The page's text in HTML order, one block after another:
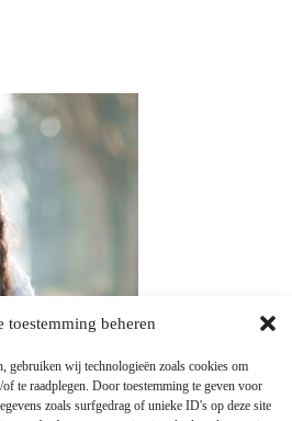
toestemming beheren
gebruiken wij technologieën zoals cookies om
te raadplegen. Door toestemming te geven voor
zoals surfgedrag of unieke ID's op deze site